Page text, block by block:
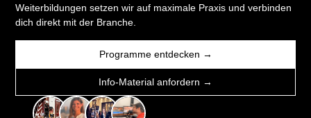
Weiterbildungen setzen wir auf maximale Praxis und verbinden
dich direkt mit der Branche.
Programme entdecken →
Info-Material anfordern →